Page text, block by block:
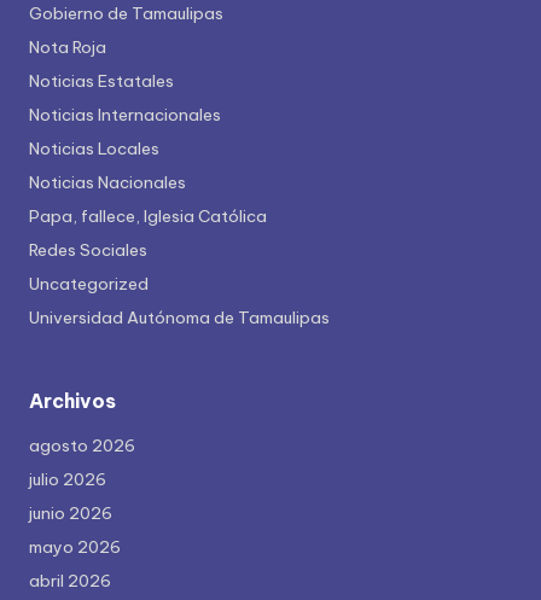
Gobierno de Tamaulipas
Nota Roja
Noticias Estatales
Noticias Internacionales
Noticias Locales
Noticias Nacionales
Papa, fallece, Iglesia Católica
Redes Sociales
Uncategorized
Universidad Autónoma de Tamaulipas
Archivos
agosto 2026
julio 2026
junio 2026
mayo 2026
abril 2026